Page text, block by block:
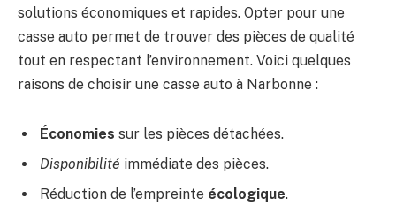
solutions économiques et rapides. Opter pour une
casse auto permet de trouver des pièces de qualité
tout en respectant l’environnement. Voici quelques
raisons de choisir une casse auto à Narbonne :
Économies sur les pièces détachées.
Disponibilité immédiate des pièces.
Réduction de l’empreinte écologique.